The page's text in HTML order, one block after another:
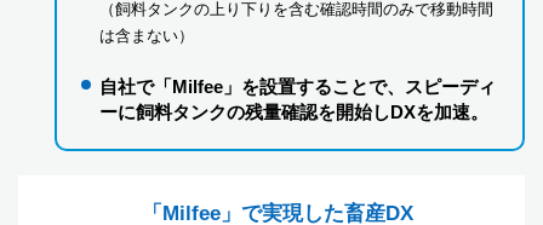
（飼料タンクの上り下りを含む確認時間のみで移動時間
は含まない）
自社で「Milfee」を設置することで、スピーディ
ーに飼料タンクの残量確認を開始しDXを加速。
「Milfee」で実現した畜産DX